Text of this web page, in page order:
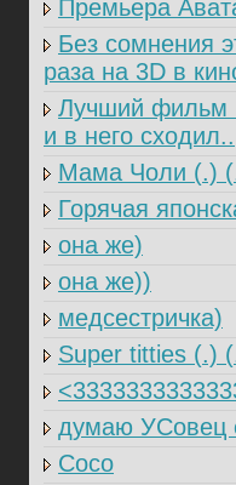
Премьера
Без сомнения
раза на 3D в
Лучший фильм
и в него
Мама Чоли (.)
Горячая
она же)
она же))
медсестричка)
Super titties (.)
думаю УСовец
Coco